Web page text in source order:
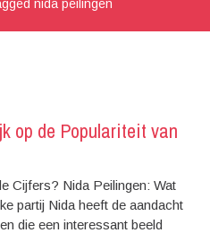
nida peilingen
op de Populariteit van
Cijfers? Nida Peilingen: Wat
partij Nida heeft de aandacht
die een interessant beeld